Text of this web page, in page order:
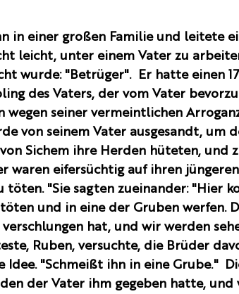
in einer großen Familie und leitete
leicht, unter einem Vater zu
wurde: "Betrüger".  Er hatte einen
des Vaters, der vom Vater
wegen seiner vermeintlichen
von seinem Vater ausgesandt, um
Sichem ihre Herden hüteten, und
waren eifersüchtig auf ihren
töten. "Sie sagten zueinander: "Hier
und in eine der Gruben werfen.
hat, und wir werden
Ruben, versuchte, die Brüder
"Schmeißt ihn in eine Grube."
der Vater ihm gegeben hatte, und